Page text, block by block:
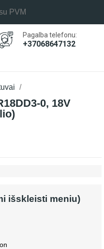
su PVM
Pagalba telefonu:
+37068647132
0, 18V
išskleisti meniu)